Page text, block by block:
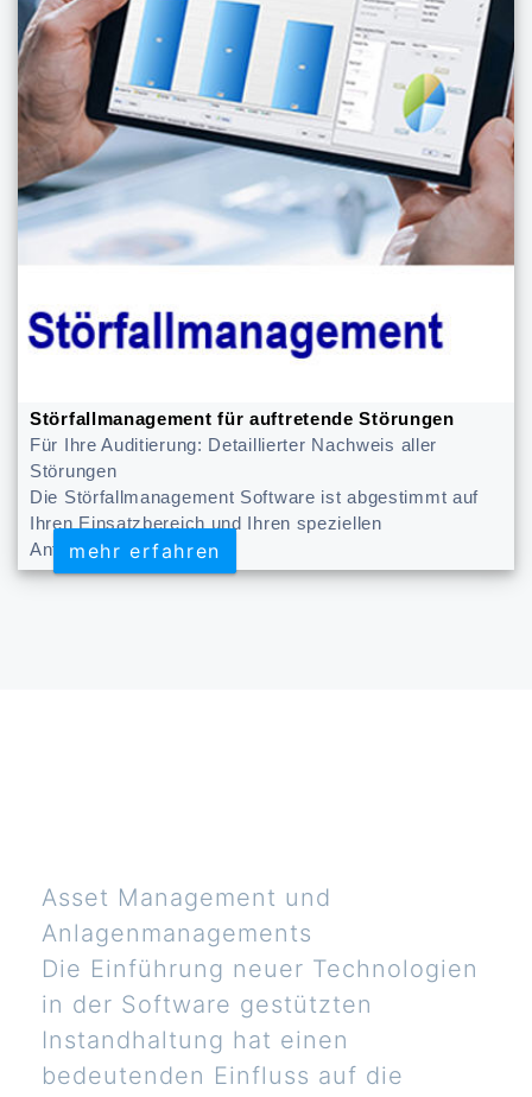
Störfallmanagement für auftretende Störungen
Für Ihre Auditierung: Detaillierter Nachweis aller
Störungen
Die Störfallmanagement Software ist abgestimmt auf
Ihren Einsatzbereich und Ihren speziellen
Anforderungen
mehr erfahren
mehr erfahren
Asset Management und
Anlagenmanagements
Die Einführung neuer Technologien
in der Software gestützten
Instandhaltung hat einen
bedeutenden Einfluss auf die